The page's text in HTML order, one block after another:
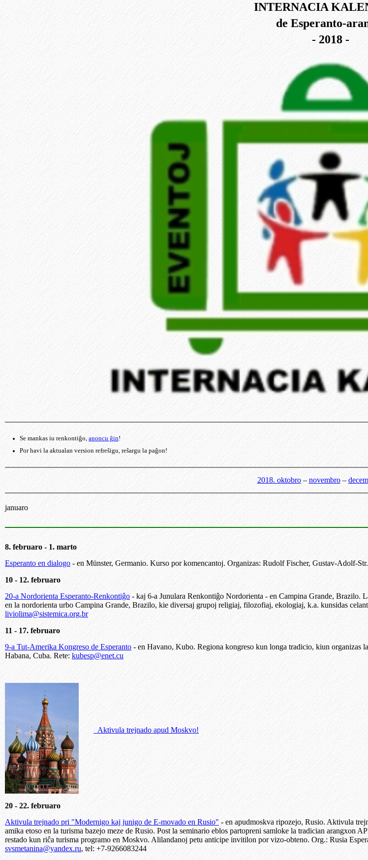
INTERNACIA
de Esperanto-
- 2018 -
Se mankas iu renkontiĝo, anoncu ĝin!
Por havi la aktualan version refreŝigu, reŝargu la paĝon!
2018. oktobro–novembro–
januaro
8. februaro - 1. marto
Esperanto en dialogo - en Münster, Germanio. Kurso por komencantoj. Organizas: Rudolf Fischer, Gustav-Adolf-
10 - 12. februaro
20-a Nordorienta Esperanto-Renkontiĝo - kaj 6-a Junulara Renkontiĝo Nordorienta - en Campina Grande, Brazilo.
en la nordorienta urbo Campina Grande, Brazilo, kie diversaj grupoj religiaj, filozofiaj, ekologiaj, k.a. kunsidas
liviolima@sistemica.org.br
11 - 17. februaro
9-a Tut-Amerika Kongreso de Esperanto - en Havano, Kubo. Regiona kongreso kun longa tradicio, kiun
Habana, Cuba. Rete: kubesp@enet.cu
Aktivula trejnado apud Moskvo!
20 - 22. februaro
Aktivula trejnado pri "Modernigo kaj junigo de E-movado en Rusio" - en apudmoskva ripozejo, Rusio. Aktivula
amika etoso en la turisma bazejo meze de Rusio. Post la seminario eblos partopreni samloke la tradician arangxon
restado kun riĉa turisma programo en Moskvo. Alilandanoj petu anticipe invitilon por vizo-obteno. Org.: Rusia
svsmetanina@yandex.ru, tel: +7-9266083244